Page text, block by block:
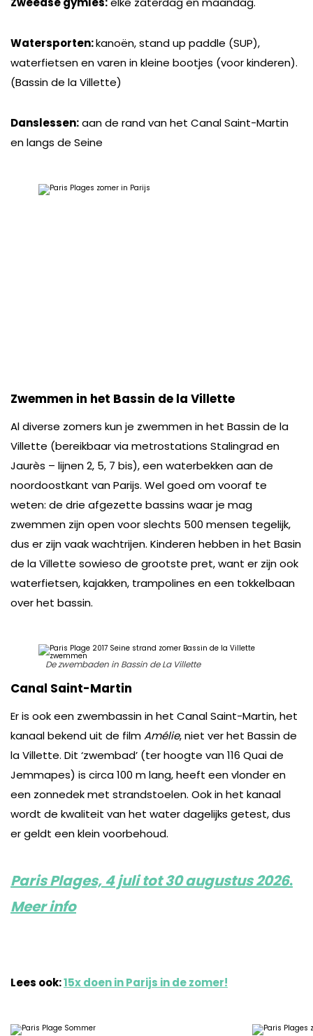
Watersporten:kanoën, stand up paddle (SUP),
waterfietsen en varen in kleine bootjes (voor kinderen).
(Bassin de la Villette)
Danslessen:aan de rand van het Canal Saint-Martin
en langs de Seine
Zwemmen in het Bassin de la Villette
Al diverse zomers kun je zwemmen in het Bassin de la
Villette (bereikbaar via metrostations Stalingrad en
Jaurès – lijnen 2, 5, 7 bis), een waterbekken aan de
noordoostkant van Parijs. Wel goed om vooraf te
weten: de drie afgezette bassins waar je mag
zwemmen zijn open voor slechts 500 mensen tegelijk,
dus er zijn vaak wachtrijen. Kinderen hebben in het Basin
de la Villette sowieso de grootste pret, want er zijn ook
waterfietsen, kajakken, trampolines en een tokkelbaan
over het bassin.
De zwembaden in Bassin de La Villette
Canal Saint-Martin
Er is ook een zwembassin in het Canal Saint-Martin, het
kanaal bekend uit de filmAmélie, niet ver het Bassin de
la Villette. Dit ‘zwembad’ (ter hoogte van 116 Quai de
Jemmapes) is circa 100 m lang, heeft een vlonder en
een zonnedek met strandstoelen. Ook in het kanaal
wordt de kwaliteit van het water dagelijks getest, dus
er geldt een klein voorbehoud.
Paris Plages, 4 juli tot 30 augustus 2026.
Meer info
Lees ook:15x doen in Parijs in de zomer!